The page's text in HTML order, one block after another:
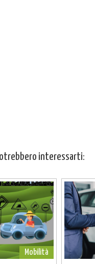
interessarti:
Mobilità